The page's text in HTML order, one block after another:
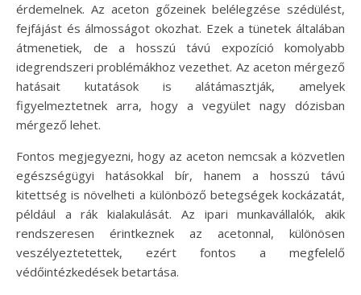
érdemelnek. Az aceton gőzeinek belélegzése szédülést,
fejfájást és álmosságot okozhat. Ezek a tünetek általában
átmenetiek, de a hosszú távú expozíció komolyabb
idegrendszeri problémákhoz vezethet. Az aceton mérgező
hatásait kutatások is alátámasztják, amelyek
figyelmeztetnek arra, hogy a vegyület nagy dózisban
mérgező lehet.
Fontos megjegyezni, hogy az aceton nemcsak a közvetlen
egészségügyi hatásokkal bír, hanem a hosszú távú
kitettség is növelheti a különböző betegségek kockázatát,
például a rák kialakulását. Az ipari munkavállalók, akik
rendszeresen érintkeznek az acetonnal, különösen
veszélyeztetettek, ezért fontos a megfelelő
védőintézkedések betartása.